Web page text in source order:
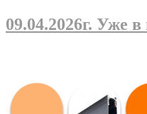
09.04.2026г. Уже в